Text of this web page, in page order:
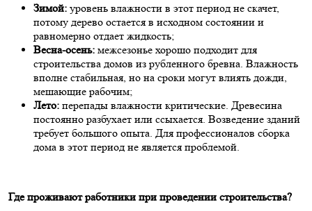
Зимой: уровень влажности в этот период не скачет,
потому дерево остается в исходном состоянии и
равномерно отдает жидкость;
Весна-осень: межсезонье хорошо подходит для
строительства домов из рубленного бревна. Влажность
вполне стабильная, но на сроки могут влиять дожди,
мешающие рабочим;
Лето: перепады влажности критические. Древесина
постоянно разбухает или ссыхается. Возведение зданий
требует большого опыта. Для профессионалов сборка
дома в этот период не является проблемой.
Где проживают работники при проведении строительства?